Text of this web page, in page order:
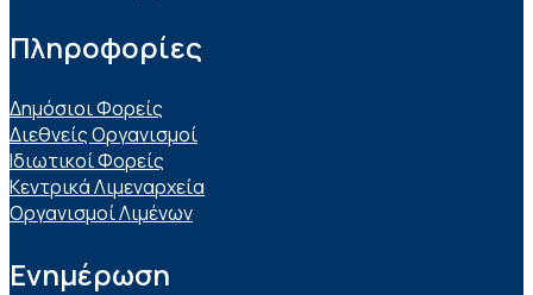
Πληροφορίες
Δημόσιοι Φορείς
Διεθνείς Οργανισμοί
Ιδιωτικοί Φορείς
Κεντρικά Λιμεναρχεία
Οργανισμοί Λιμένων
Ενημέρωση